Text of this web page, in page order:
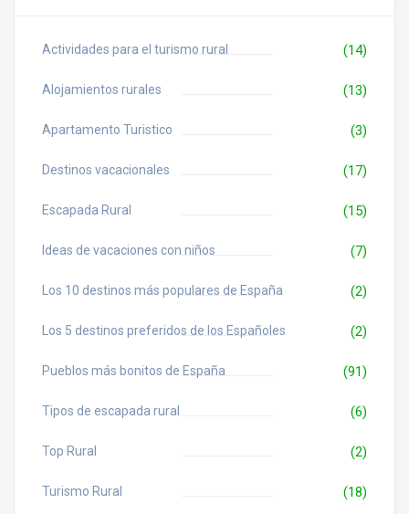
Actividades para el turismo rural (14)
Alojamientos rurales (13)
Apartamento Turistico (3)
Destinos vacacionales (17)
Escapada Rural (15)
Ideas de vacaciones con niños (7)
Los 10 destinos más populares de España (2)
Los 5 destinos preferidos de los Españoles (2)
Pueblos más bonitos de España (91)
Tipos de escapada rural (6)
Top Rural (2)
Turismo Rural (18)